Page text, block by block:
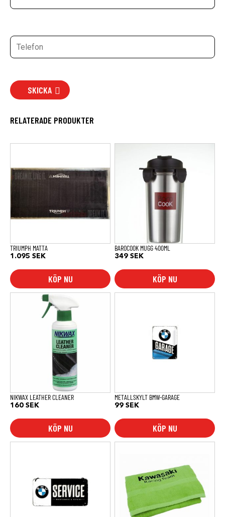
SKICKA
RELATERADE PRODUKTER
TRIUMPH MATTA
1.095 SEK
KÖP NU
BAROCOOK MUGG 400ML
349 SEK
KÖP NU
NIKWAX LEATHER CLEANER
160 SEK
KÖP NU
METALLSKYLT BMW-GARAGE
99 SEK
KÖP NU